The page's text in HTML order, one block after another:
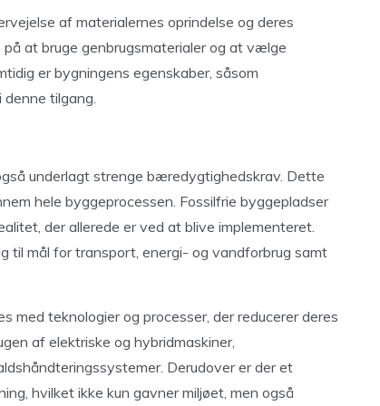
af materialernes oprindelse og deres
at bruge genbrugsmaterialer og at vælge
er bygningens egenskaber, såsom
tilgang.
underlagt strenge bæredygtighedskrav. Dette
hele byggeprocessen. Fossilfrie byggepladser
der allerede er ved at blive implementeret.
til mål for transport, energi- og vandforbrug samt
teknologier og processer, der reducerer deres
af elektriske og hybridmaskiner,
Derudover er der et
hvilket ikke kun gavner miljøet, men også